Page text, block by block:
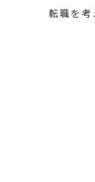
転職を